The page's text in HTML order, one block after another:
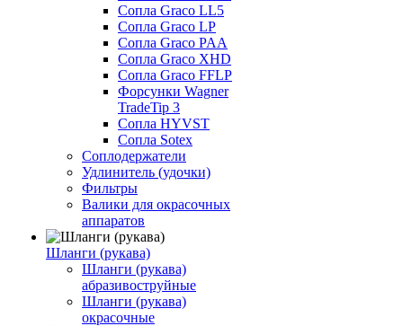
Сопла Graco LL5
Сопла Graco LP
Сопла Graco PAA
Сопла Graco XHD
Сопла Graco FFLP
Форсунки Wagner
TradeTip 3
Сопла HYVST
Сопла Sotex
Соплодержатели
Удлинитель (удочки)
Фильтры
Валики для окрасочных
аппаратов
Шланги (рукава)
Шланги (рукава)
абразивоструйные
Шланги (рукава)
окрасочные